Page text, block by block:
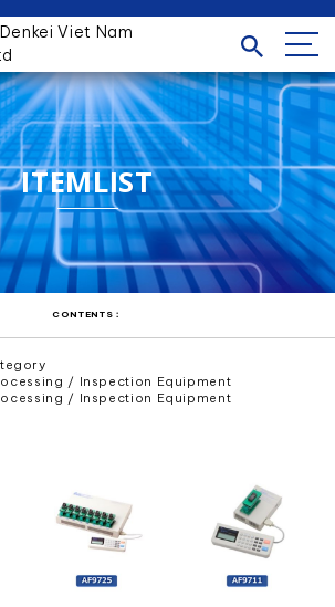
Viet Nam
ITEMLIST
CONTENTS：
/ Inspection Equipment
/ Inspection Equipment